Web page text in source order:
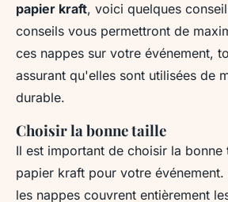
papier kraft, voici quelques
conseils vous permettront de
ces nappes sur votre événement,
assurant qu'elles sont utilisées de
durable.
Choisir la bonne taille
Il est important de choisir la bonne
papier kraft pour votre
les nappes couvrent entièrement